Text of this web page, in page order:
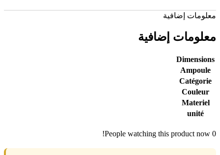
معلومات إضافية
معلومات إضافية
Dimensions
Ampoule
Catégorie
Couleur
Materiel
unité
0
People watching this product now!